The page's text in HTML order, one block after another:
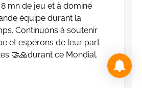
mn de jeu et à dominé
équipe durant la
Continuons à soutenir
et espérons de leur part
🤝🙏durant ce Mondial.